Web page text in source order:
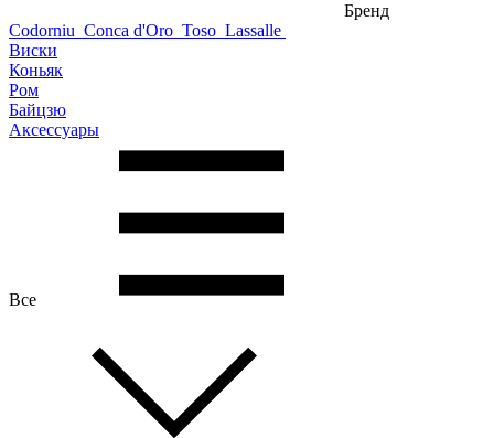
Бренд
Codorniu Conca d'Oro Toso Lassalle
Виски
Коньяк
Ром
Байцзю
Аксессуары
Все